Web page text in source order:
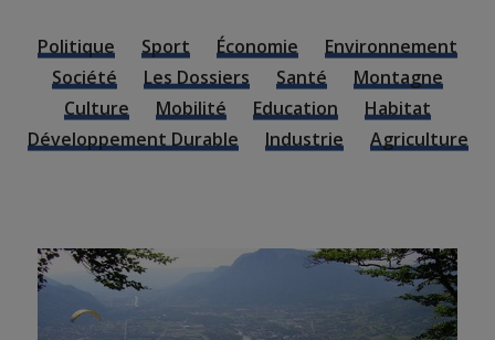
Politique Sport Économie
Environnement
Société
Les Dossiers Santé
Montagne
Culture
Mobilité Education
Habitat
Développement Durable
Industrie Agriculture